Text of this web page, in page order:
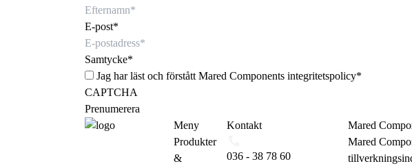
E-post*
Samtycke*
Jag har läst och förstått Mared Components integritetspolicy*
CAPTCHA
Meny
Produkter
&
Kontakt
036 - 38 78 60
Mared
Mared